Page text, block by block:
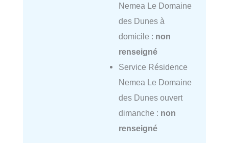
Nemea Le Domaine
des Dunes à
domicile : non
renseigné
Service Résidence
Nemea Le Domaine
des Dunes ouvert
dimanche : non
renseigné